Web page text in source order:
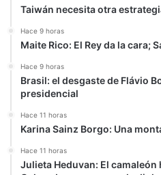
Taiwán necesita otra
Hace 9 horas
Maite Rico: El Rey da la cara;
Hace 9 horas
Brasil: el desgaste de Flávio
presidencial
Hace 11 horas
Karina Sainz Borgo: Una
Hace 11 horas
Julieta Heduvan: El